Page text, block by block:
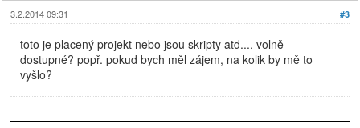
#3
3.2.2014 09:31
toto je placený projekt nebo jsou skripty atd.... volně
dostupné? popř. pokud bych měl zájem, na kolik by mě to
vyšlo?